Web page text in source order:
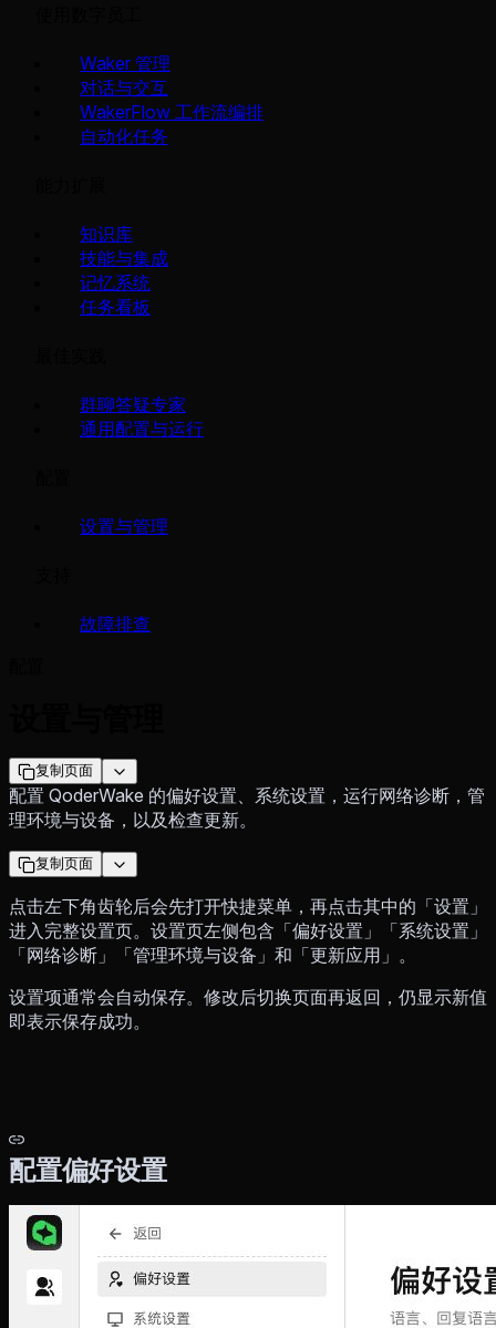
Waker 管理
对话与交互
WakerFlow 工作流编排
自动化任务
知识库
技能与集成
记忆系统
任务看板
群聊答疑专家
通用配置与运行
设置与管理
故障排查
复制页面
配置 QoderWake 的偏好设置、系统设置，运行网络诊断，管
理环境与设备，以及检查更新。
复制页面
点击左下角齿轮后会先打开快捷菜单，再点击其中的「设置」
进入完整设置页。设置页左侧包含「偏好设置」「系统设置」
「网络诊断」「管理环境与设备」和「更新应用」。
设置项通常会自动保存。修改后切换页面再返回，仍显示新值
即表示保存成功。
配置偏好设置